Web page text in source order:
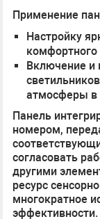
Применение
Настройку
комфортного
Включение и
атмосферы в
Панель
номером,
согласовать
другими
ресурс
многократное
эффективности.